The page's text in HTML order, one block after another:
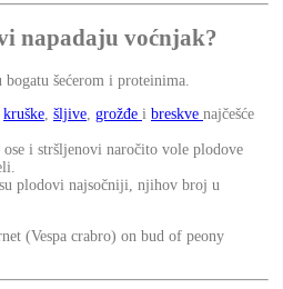
napadaju voćnjak?
šećerom i proteinima.
kruške šljive grožđe i breskve najčešće
ose i stršljenovi naročito vole plodove
plodovi najsočniji, njihov broj u